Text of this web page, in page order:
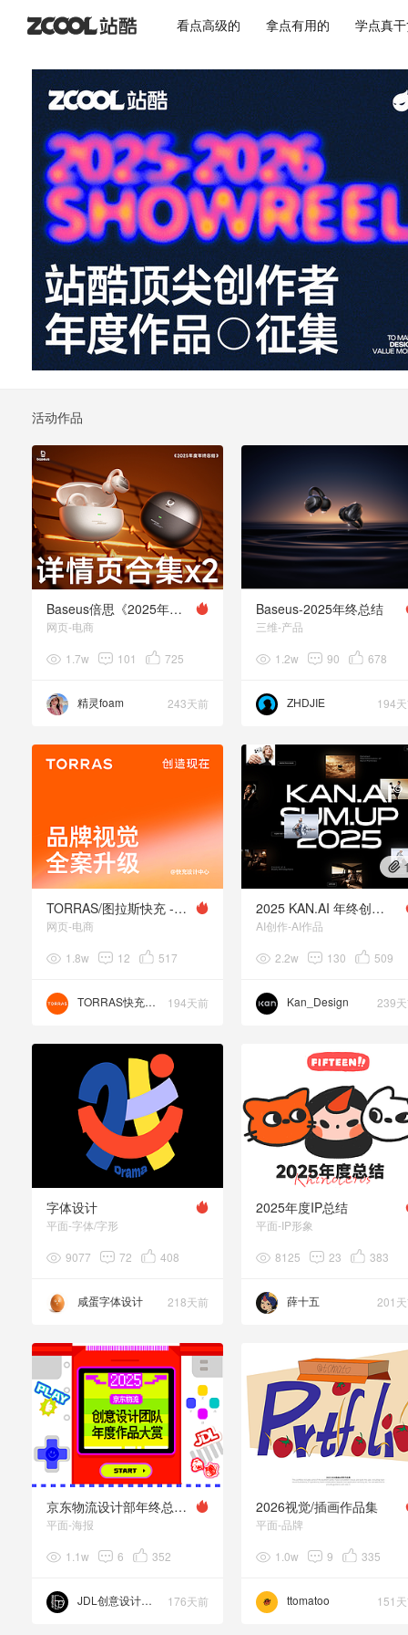
看点高级的 拿点有用的 学点真
活动作品
Baseus倍思《2025年终总结》
网页-电商
1.7w 101 725
精灵foam 243天前
Baseus-2025年终总结
三维-产品
1.2w 90 678
ZHDJIE 194
TORRAS/图拉斯快充 - 品牌全案年度总结
网页-电商
1.8w 12 517
TORRAS快充设计 194天前
2025 KAN.AI 年终创作总结
AI创作-AI作品
2.2w 130 509
Kan_Design 239
字体设计
平面-字体/字形
9077 72 408
咸蛋字体设计 218天前
2025年度IP总结
平面-IP形象
8125 23 383
薛十五 201
京东物流设计部年终总结！｜2025回顾时刻！
平面-海报
1.1w 6 352
JDL创意设计团队 176天前
2026视觉/插画作品集
平面-品牌
1.0w 9 335
ttomatoo 151